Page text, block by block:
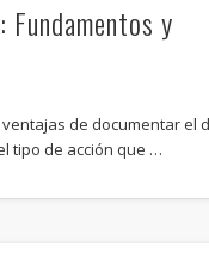
Fundamentos y
de documentar el
tipo de acción que …